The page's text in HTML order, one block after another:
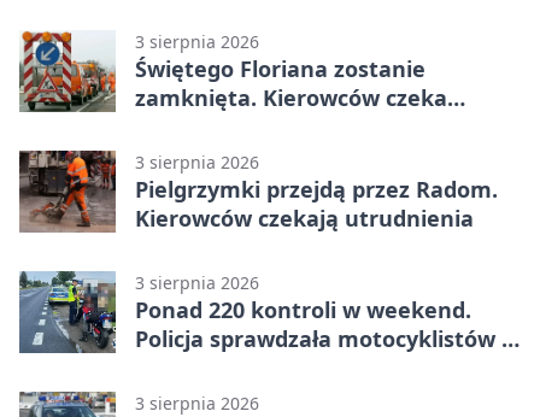
3 sierpnia 2026
Świętego Floriana zostanie
zamknięta. Kierowców czeka
3 sierpnia 2026
Pielgrzymki przejdą przez Radom.
Kierowców czekają utrudnienia
3 sierpnia 2026
Ponad 220 kontroli w weekend.
Policja sprawdzała motocyklistów w
3 sierpnia 2026